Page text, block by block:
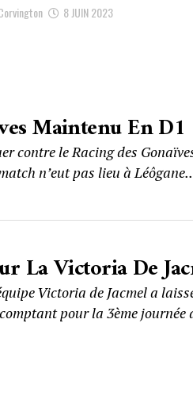
8 JUIN 2023
Maintenu En D1
contre le Racing des
n’eut pas lieu à
La Victoria De
Victoria de Jacmel a
pour la 3ème journée